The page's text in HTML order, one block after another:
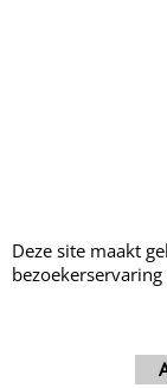
Deze site maakt